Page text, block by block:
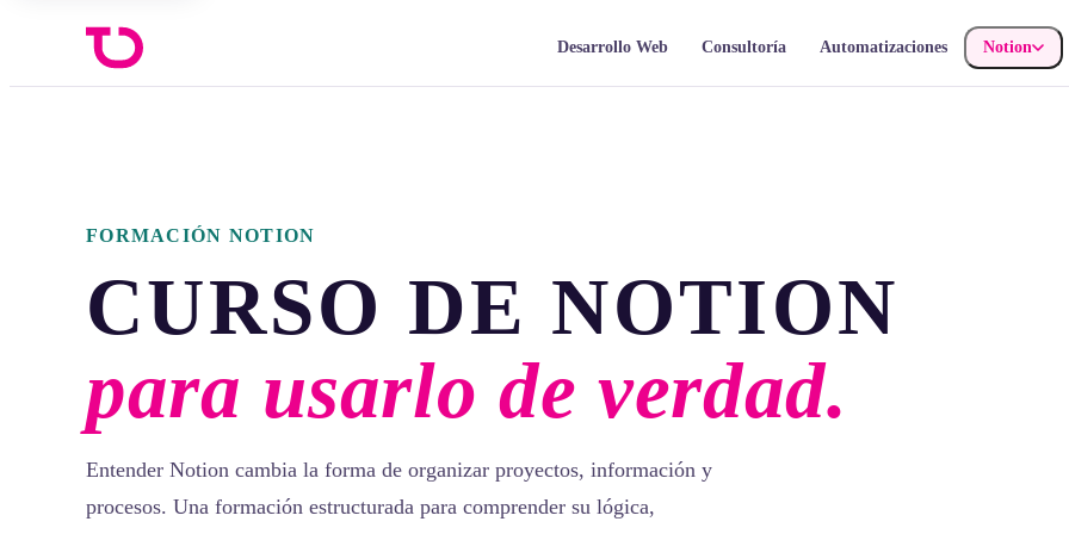
Desarrollo Web Consultoría Automatizaciones Notion
FORMACIÓN NOTION
CURSO DE NOTION
para usarlo de verdad.
Entender Notion cambia la forma de organizar proyectos, información y
procesos. Una formación estructurada para comprender su lógica,